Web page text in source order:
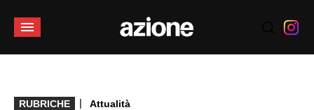
RUBRICHE | Attualità